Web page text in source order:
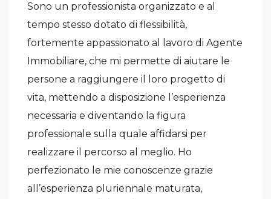
Sono un professionista organizzato e al
tempo stesso dotato di flessibilità,
fortemente appassionato al lavoro di Agente
Immobiliare, che mi permette di aiutare le
persone a raggiungere il loro progetto di
vita, mettendo a disposizione l’esperienza
necessaria e diventando la figura
professionale sulla quale affidarsi per
realizzare il percorso al meglio. Ho
perfezionato le mie conoscenze grazie
all’esperienza pluriennale maturata,